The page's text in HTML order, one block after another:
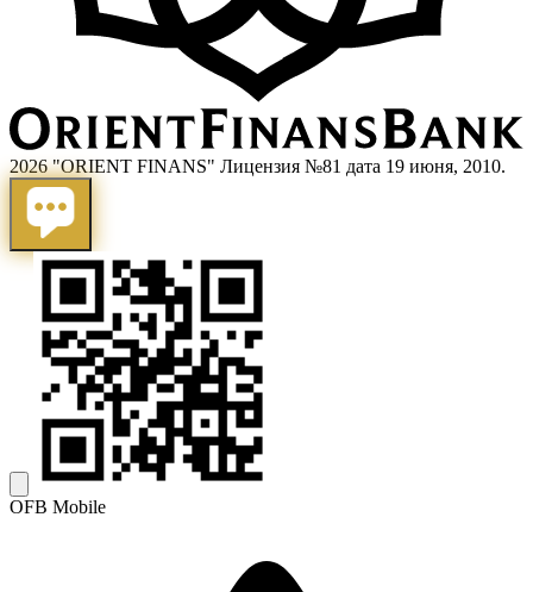
2026 "ORIENT FINANS" Лицензия №81 дата 19 июня, 2010.
OFB Mobile